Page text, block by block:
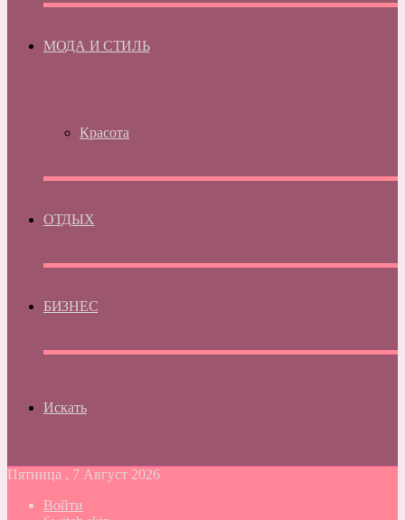
МОДА И СТИЛЬ
Красота
ОТДЫХ
БИЗНЕС
Искать
Пятница , 7 Август 2026
Войти